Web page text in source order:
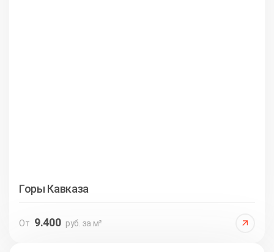
Горы Кавказа
От 9.400 руб. за м²